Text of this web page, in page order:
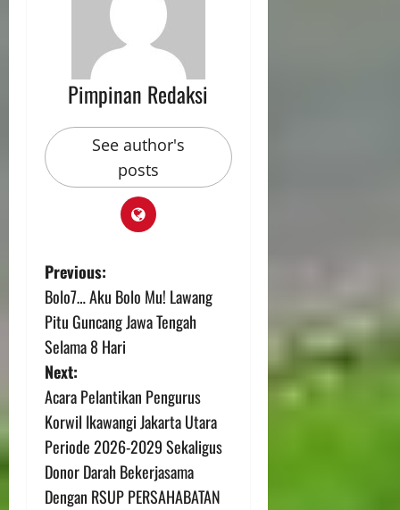
Pimpinan Redaksi
See author's
posts
Previous:
Bolo7… Aku Bolo Mu! Lawang
Pitu Guncang Jawa Tengah
Selama 8 Hari
Next:
Acara Pelantikan Pengurus
Korwil Ikawangi Jakarta Utara
Periode 2026-2029 Sekaligus
Donor Darah Bekerjasama
Dengan RSUP PERSAHABATAN